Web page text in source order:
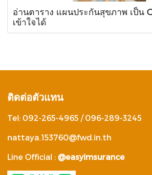
อ่านตาราง แผนประกันสุขภาพ เป็น
เข้าใจได้
ติดต่อตัวแทน
Tel: 092-265-4965 / 096-289-3245
nattaya.153760@fwd.in.th
Line Official : @easyimsurance